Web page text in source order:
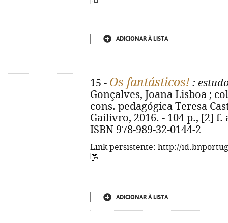
ADICIONAR À LISTA
15 - Os fantásticos! :
Gonçalves, Joana Lisboa ;
cons. pedagógica Teresa
Gailivro, 2016. - 104 p., [2]
ISBN 978-989-32-0144-2
Link persistente: http://
ADICIONAR À LISTA